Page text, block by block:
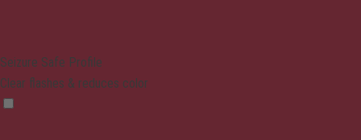
Seizure Safe Profile
Clear flashes & reduces color